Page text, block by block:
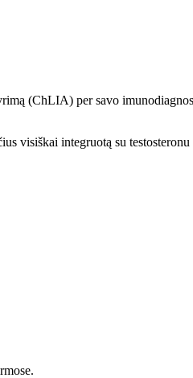
(ChLIA) per savo
visiškai integruotą su